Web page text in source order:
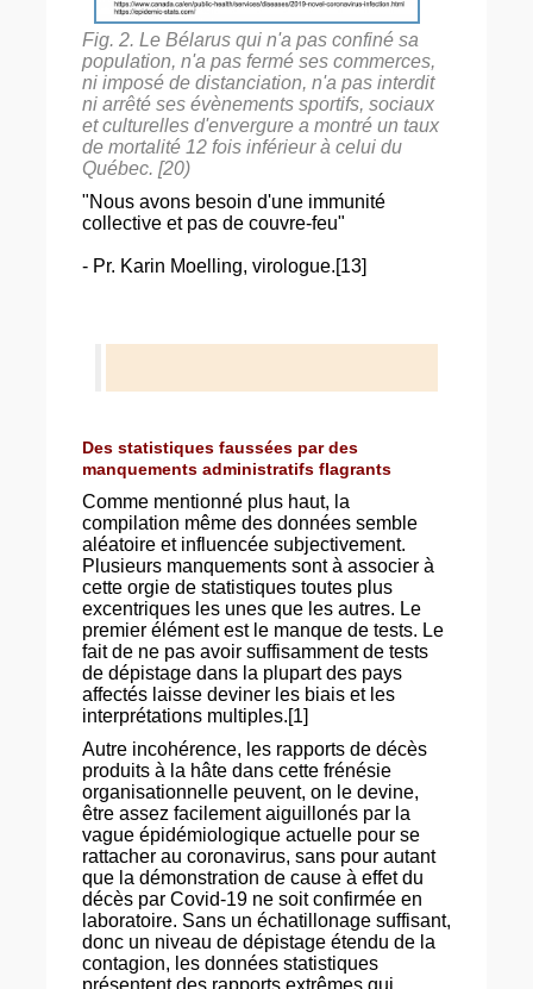
Fig. 2. Le Bélarus qui n'a pas confiné sa
population, n'a pas fermé ses commerces,
ni imposé de distanciation, n'a pas interdit
ni arrêté ses évènements sportifs, sociaux
et culturelles d'envergure a montré un taux
de mortalité 12 fois inférieur à celui du
Québec. [20)
"Nous avons besoin d'une immunité
collective et pas de couvre-feu"
- Pr. Karin Moelling, virologue.[13]
Des statistiques faussées par des
manquements administratifs flagrants
Comme mentionné plus haut, la
compilation même des données semble
aléatoire et influencée subjectivement.
Plusieurs manquements sont à associer à
cette orgie de statistiques toutes plus
excentriques les unes que les autres. Le
premier élément est le manque de tests. Le
fait de ne pas avoir suffisamment de tests
de dépistage dans la plupart des pays
affectés laisse deviner les biais et les
interprétations multiples.[1]
Autre incohérence, les rapports de décès
produits à la hâte dans cette frénésie
organisationnelle peuvent, on le devine,
être assez facilement aiguillonés par la
vague épidémiologique actuelle pour se
rattacher au coronavirus, sans pour autant
que la démonstration de cause à effet du
décès par Covid-19 ne soit confirmée en
laboratoire. Sans un échatillonage suffisant,
donc un niveau de dépistage étendu de la
contagion, les données statistiques